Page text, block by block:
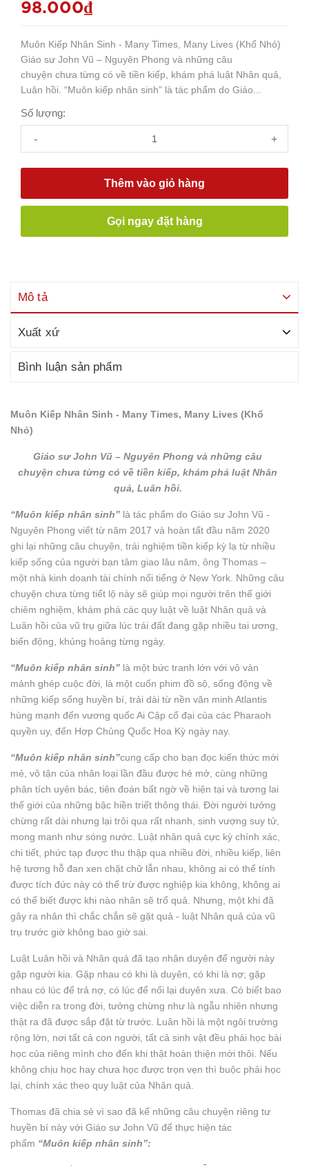
98.000₫
Muôn Kiếp Nhân Sinh - Many Times, Many Lives (Khổ Nhỏ)
Giáo sư John Vũ – Nguyên Phong và những câu
chuyện chưa từng có về tiền kiếp, khám phá luật Nhân quả,
Luân hồi. “Muôn kiếp nhân sinh” là tác phẩm do Giáo...
Số lượng:
- +
Thêm vào giỏ hàng
Gọi ngay đặt hàng
Mô tả
Xuất xứ
Bình luận sản phẩm
Muôn Kiếp Nhân Sinh - Many Times, Many Lives (Khổ
Nhỏ)
Giáo sư John Vũ – Nguyên Phong và những câu
chuyện chưa từng có về tiền kiếp, khám phá luật Nhân
quả, Luân hồi.
“Muôn kiếp nhân sinh” là tác phẩm do Giáo sư John Vũ -
Nguyên Phong viết từ năm 2017 và hoàn tất đầu năm 2020
ghi lại những câu chuyện, trải nghiệm tiền kiếp kỳ lạ từ nhiều
kiếp sống của người bạn tâm giao lâu năm, ông Thomas –
một nhà kinh doanh tài chính nổi tiếng ở New York. Những câu
chuyện chưa từng tiết lộ này sẽ giúp mọi người trên thế giới
chiêm nghiệm, khám phá các quy luật về luật Nhân quả và
Luân hồi của vũ trụ giữa lúc trái đất đang gặp nhiều tai ương,
biến động, khủng hoảng từng ngày.
“Muôn kiếp nhân sinh” là một bức tranh lớn với vô vàn
mảnh ghép cuộc đời, là một cuốn phim đồ sộ, sống động về
những kiếp sống huyền bí, trải dài từ nền văn minh Atlantis
hùng mạnh đến vương quốc Ai Cập cổ đại của các Pharaoh
quyền uy, đến Hợp Chủng Quốc Hoa Kỳ ngày nay.
“Muôn kiếp nhân sinh”cung cấp cho bạn đọc kiến thức mới
mẻ, vô tận của nhân loại lần đầu được hé mở, cùng những
phân tích uyên bác, tiên đoán bất ngờ về hiện tại và tương lai
thế giới của những bậc hiền triết thông thái. Đời người tưởng
chừng rất dài nhưng lại trôi qua rất nhanh, sinh vượng suy tử,
mong manh như sóng nước. Luật nhân quả cực kỳ chính xác,
chi tiết, phức tạp được thu thập qua nhiều đời, nhiều kiếp, liên
hệ tương hỗ đan xen chặt chữ lẫn nhau, không ai có thể tính
được tích đức này có thể trừ được nghiệp kia không, không ai
có thể biết được khi nào nhân sẽ trổ quả. Nhưng, một khi đã
gây ra nhân thì chắc chắn sẽ gặt quả - luật Nhân quả của vũ
trụ trước giờ không bao giờ sai.
Luật Luân hồi và Nhân quả đã tạo nhân duyên để người này
gặp người kia. Gặp nhau có khi là duyên, có khi là nợ; gặp
nhau có lúc để trả nợ, có lúc để nối lại duyên xưa. Có biết bao
việc diễn ra trong đời, tưởng chừng như là ngẫu nhiên nhưng
thật ra đã được sắp đặt từ trước. Luân hồi là một ngôi trường
rộng lớn, nơi tất cả con người, tất cả sinh vật đều phải học bài
học của riêng mình cho đến khi thật hoàn thiện mới thôi. Nếu
không chịu học hay chưa học được trọn vẹn thì buộc phải học
lại, chính xác theo quy luật của Nhân quả.
Thomas đã chia sẻ vì sao đã kể những câu chuyện riêng tư
huyền bí này với Giáo sư John Vũ để thực hiện tác
phẩm “Muôn kiếp nhân sinh”: